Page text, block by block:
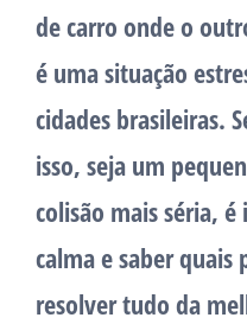
de carro onde o
é uma situação
cidades brasileiras.
isso, seja um
colisão mais séria,
calma e saber quais
resolver tudo da